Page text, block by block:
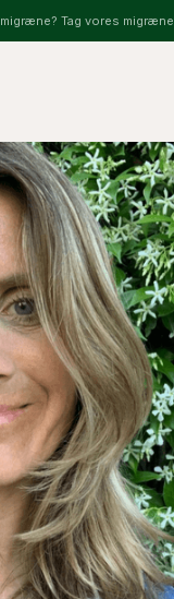
migræne? Tag vores